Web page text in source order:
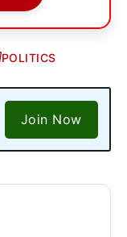
POLITICS
Join Now